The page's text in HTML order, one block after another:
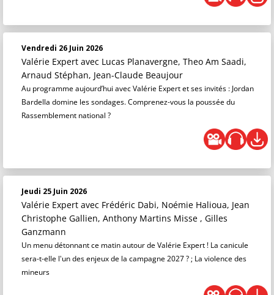
Vendredi 26 Juin 2026
Valérie Expert avec Lucas Planavergne, Theo Am Saadi,
Arnaud Stéphan, Jean-Claude Beaujour
Au programme aujourd’hui avec Valérie Expert et ses invités : Jordan
Bardella domine les sondages. Comprenez-vous la poussée du
Rassemblement national ?
Jeudi 25 Juin 2026
Valérie Expert avec Frédéric Dabi, Noémie Halioua, Jean
Christophe Gallien, Anthony Martins Misse , Gilles
Ganzmann
Un menu détonnant ce matin autour de Valérie Expert ! La canicule
sera-t-elle l'un des enjeux de la campagne 2027 ? ; La violence des
mineurs